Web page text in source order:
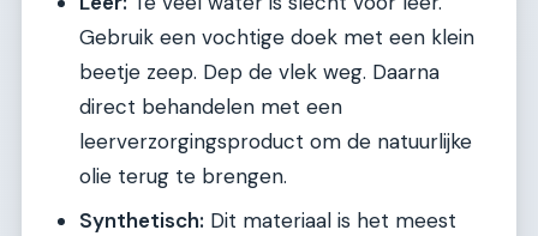
Gebruik een vochtige doek met een klein
beetje zeep. Dep de vlek weg. Daarna
direct behandelen met een
leerverzorgingsproduct om de natuurlijke
olie terug te brengen.
Synthetisch: Dit materiaal is het meest